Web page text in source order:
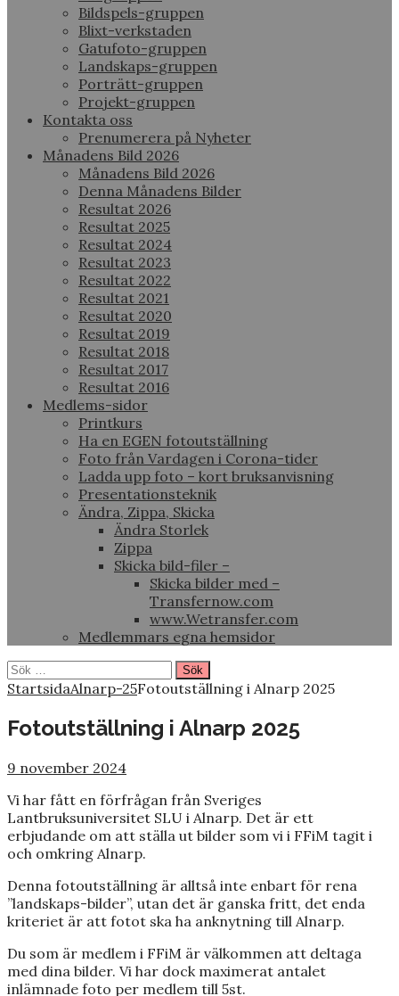
Bildspels-gruppen
Blixt-verkstaden
Gatufoto-gruppen
Landskaps-gruppen
Porträtt-gruppen
Projekt-gruppen
Kontakta oss
Prenumerera på Nyheter
Månadens Bild 2026
Månadens Bild 2026
Denna Månadens Bilder
Resultat 2026
Resultat 2025
Resultat 2024
Resultat 2023
Resultat 2022
Resultat 2021
Resultat 2020
Resultat 2019
Resultat 2018
Resultat 2017
Resultat 2016
Medlems-sidor
Printkurs
Ha en EGEN fotoutställning
Foto från Vardagen i Corona-tider
Ladda upp foto – kort bruksanvisning
Presentationsteknik
Ändra, Zippa, Skicka
Ändra Storlek
Zippa
Skicka bild-filer –
Skicka bilder med –
Transfernow.com
www.Wetransfer.com
Medlemmars egna hemsidor
Sök
efter:
StartsidaAlnarp-25Fotoutställning i Alnarp 2025
Fotoutställning i Alnarp 2025
9 november 2024
Vi har fått en förfrågan från Sveriges
Lantbruksuniversitet SLU i Alnarp. Det är ett
erbjudande om att ställa ut bilder som vi i FFiM tagit i
och omkring Alnarp.
Denna fotoutställning är alltså inte enbart för rena
”landskaps-bilder”, utan det är ganska fritt, det enda
kriteriet är att fotot ska ha anknytning till Alnarp.
Du som är medlem i FFiM är välkommen att deltaga
med dina bilder. Vi har dock maximerat antalet
inlämnade foto per medlem till 5st.